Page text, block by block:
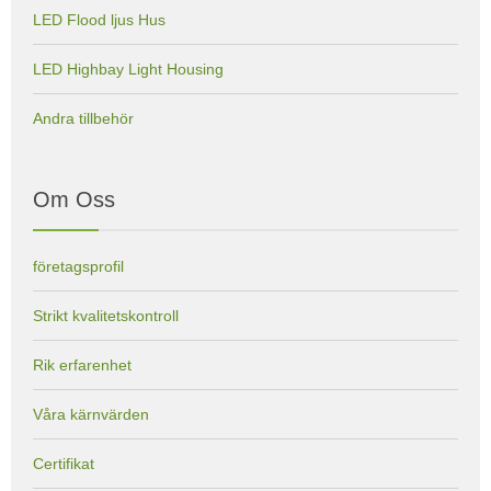
LED Flood ljus Hus
LED Highbay Light Housing
Andra tillbehör
Om Oss
företagsprofil
Strikt kvalitetskontroll
Rik erfarenhet
Våra kärnvärden
Certifikat